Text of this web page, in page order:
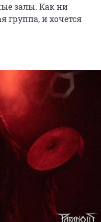
залы. Как ни
группа, и хочется